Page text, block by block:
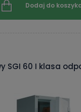
Dodaj do
SGI 60 I klasa